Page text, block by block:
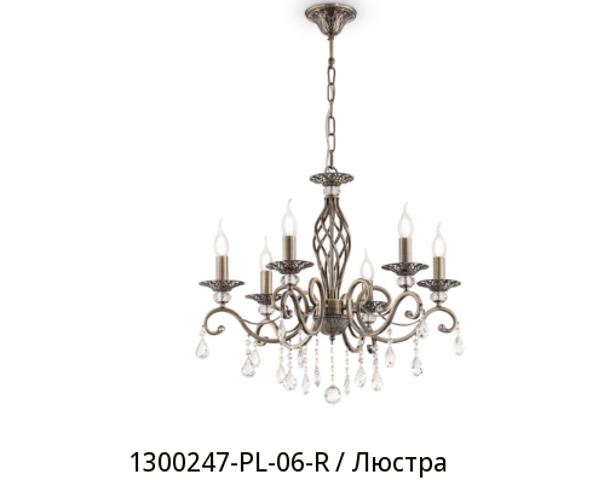
1300247-PL-06-R / Люстра